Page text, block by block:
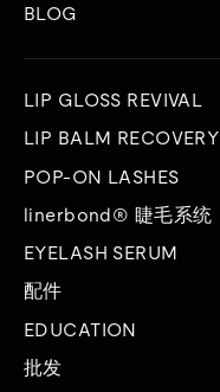
BLOG
LIP GLOSS REVIVAL
LIP BALM RECOVERY
POP-ON LASHES
linerbond® 睫毛系统
EYELASH SERUM
配件
EDUCATION
批发